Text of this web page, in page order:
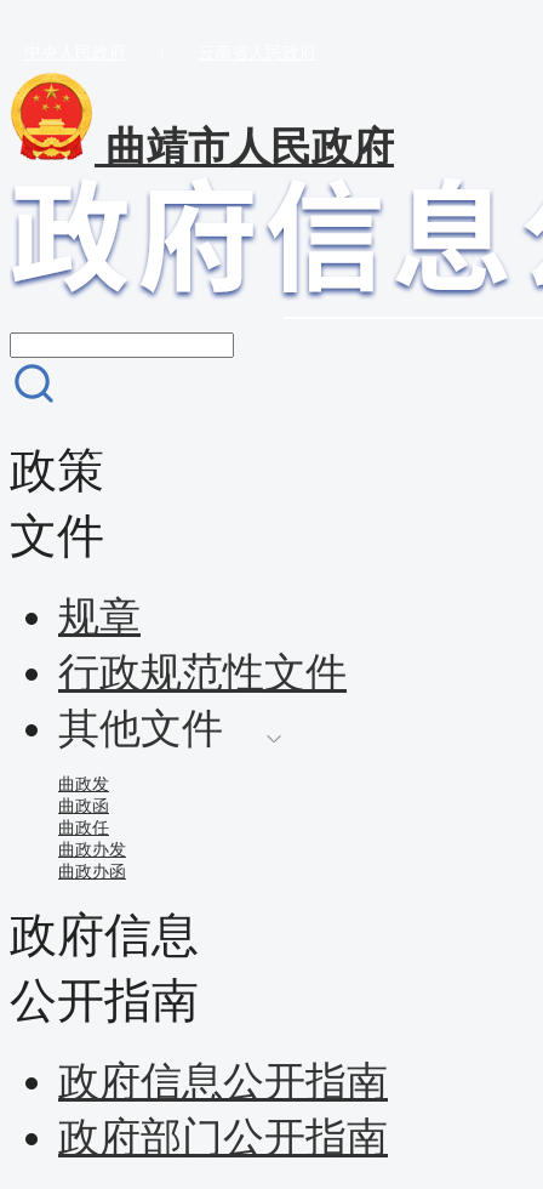
曲靖市人民政府
政策
文件
规章
行政规范性文件
其他文件
曲政发
曲政函
曲政任
曲政办发
曲政办函
政府信息
公开指南
政府信息公开指南
政府部门公开指南